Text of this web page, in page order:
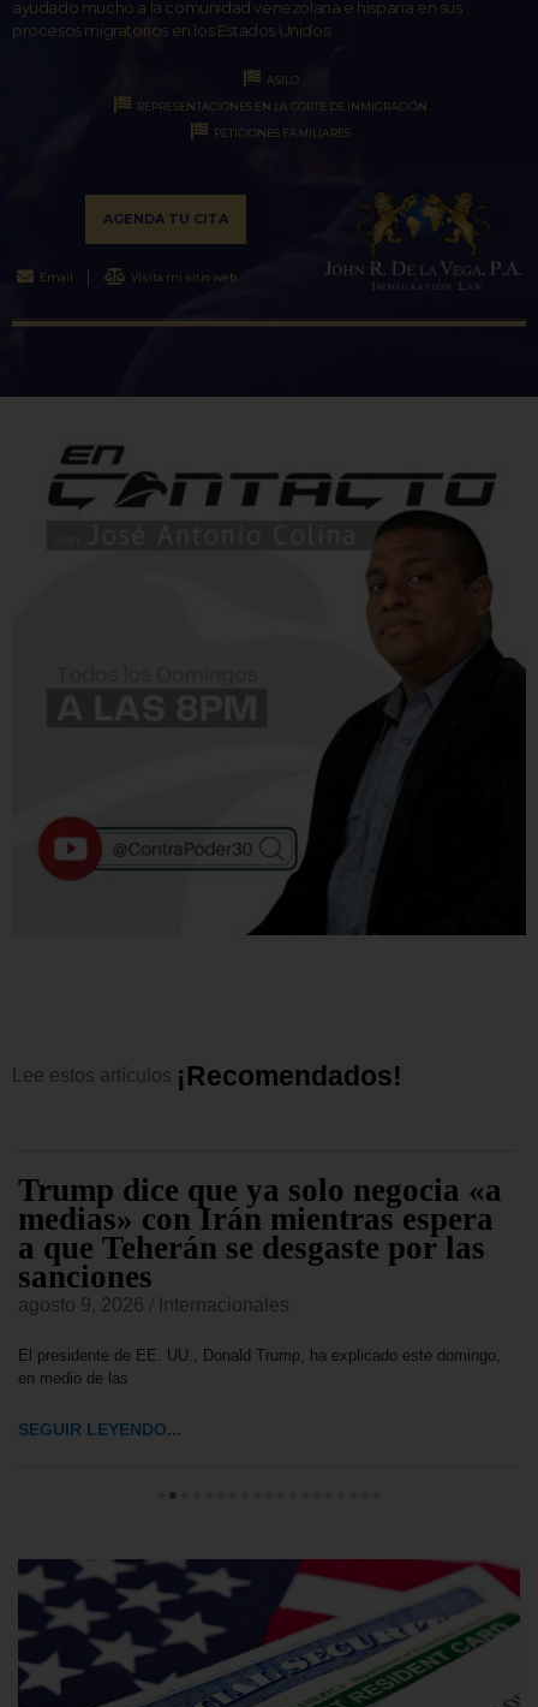
ayudado mucho a la comunidad venezolana e hispana en sus
procesos migratorios en los Estados Unidos.
ASILO
REPRESENTACIONES EN LA CORTE DE INMIGRACIÓN
PETICIONES FAMILIARES
AGENDA TU CITA
Email Visita mi sitio web
Lee estos artículos ¡Recomendados!
Trump dice que ya solo negocia «a
medias» con Irán mientras espera
a que Teherán se desgaste por las
sanciones
agosto 9, 2026 Internacionales
El presidente de EE. UU., Donald Trump, ha explicado este domingo,
en medio de las
SEGUIR LEYENDO...